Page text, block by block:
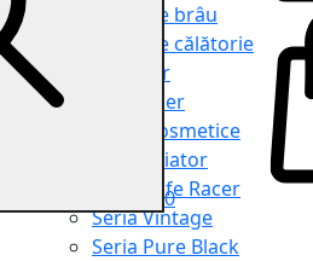
Genți de brâu
Genți de călătorie
Shopper
Organiser
Truse cosmetice
Seria Aviator
Seria Cafe Racer
Seria Vintage
Seria Pure Black
0